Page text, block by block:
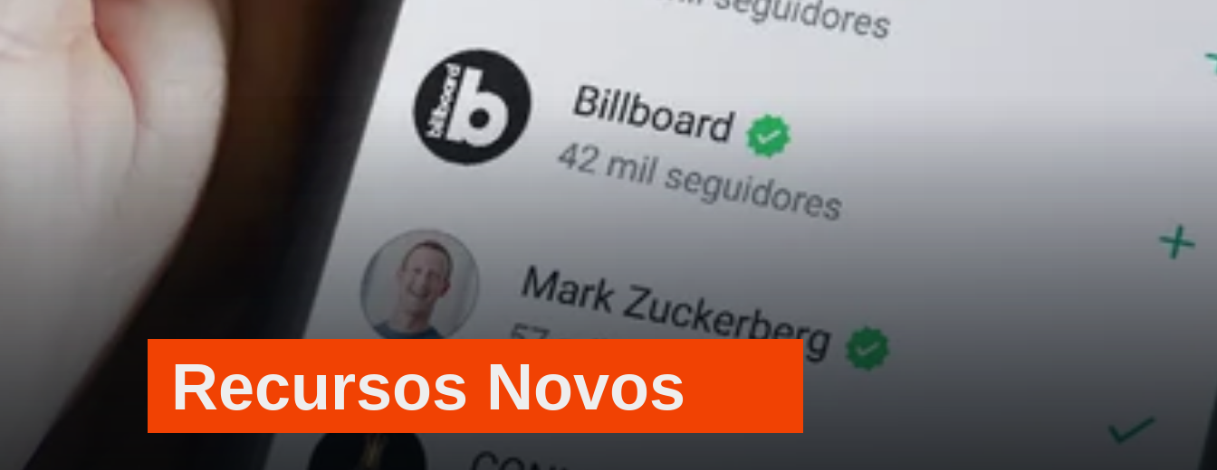
Recursos Novos